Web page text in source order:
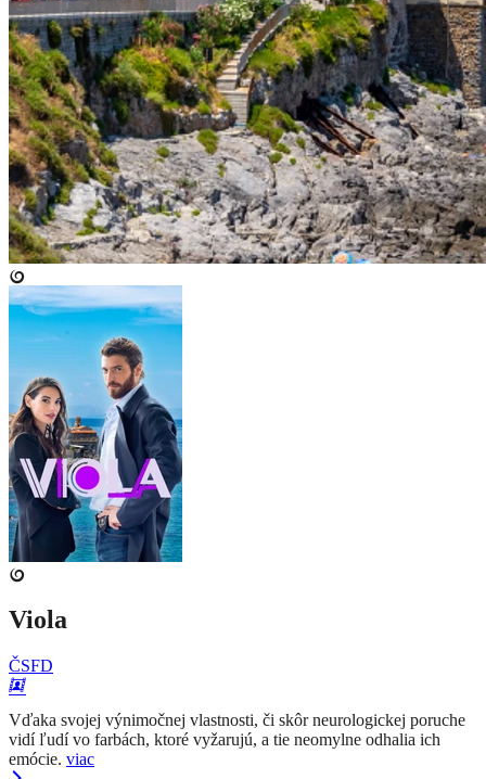
Viola
ČSFD
Vďaka svojej výnimočnej vlastnosti, či skôr neurologickej poruche
vidí ľudí vo farbách, ktoré vyžarujú, a tie neomylne odhalia ich
emócie. viac